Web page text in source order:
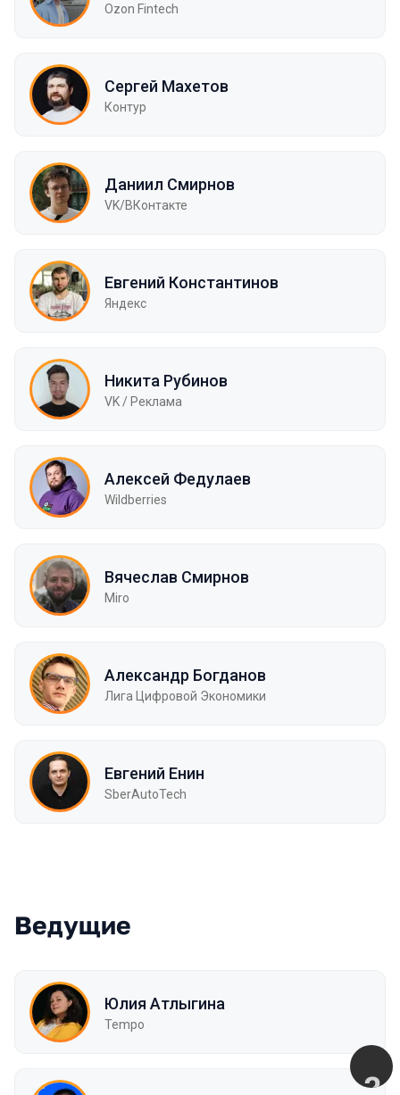
Ozon Fintech
Сергей Махетов
Контур
Даниил Смирнов
VK/ВКонтакте
Евгений Константинов
Яндекс
Никита Рубинов
VK / Реклама
Алексей Федулаев
Wildberries
Вячеслав Смирнов
Miro
Александр Богданов
Лига Цифровой Экономики
Евгений Енин
SberAutoTech
Ведущие
Юлия Атлыгина
Tempo